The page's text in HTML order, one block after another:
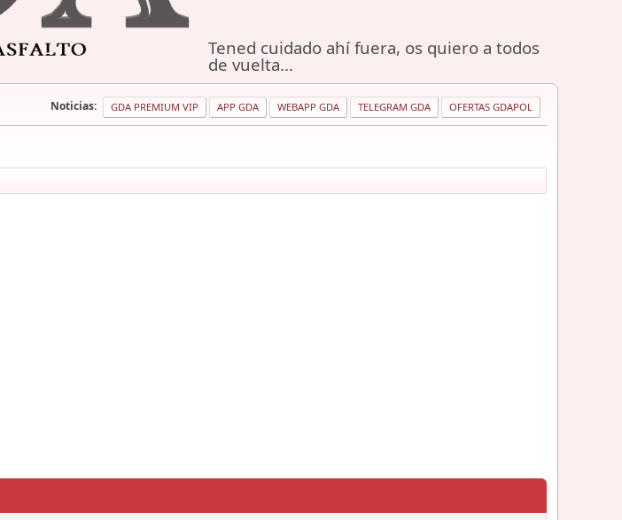
Tened cuidado ahí fuera, os quiero a todos
de vuelta...
Noticias: GDA PREMIUM VIP APP GDA WEBAPP GDA TELEGRAM GDA OFERTAS GDAPOL